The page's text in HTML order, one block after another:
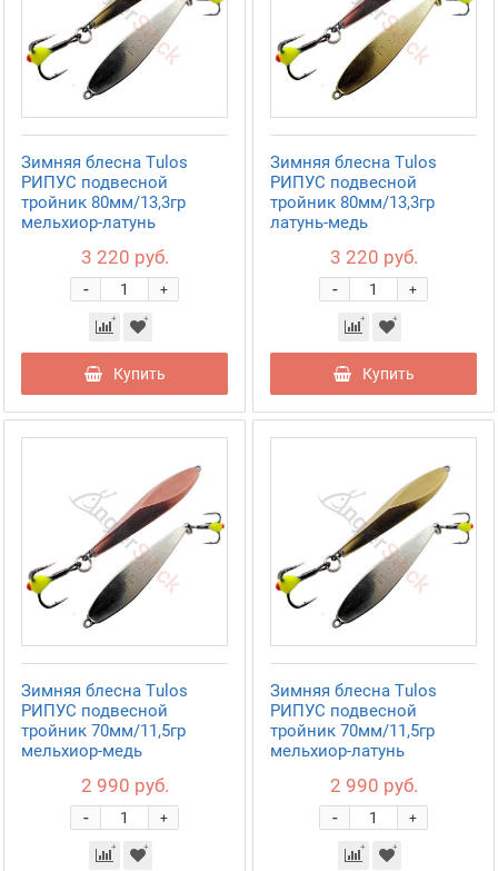
Зимняя блесна Tulos
РИПУС подвесной
тройник 80мм/13,3гр
мельхиор-латунь
3 220 руб.
+
-
Купить
Зимняя блесна Tulos
РИПУС подвесной
тройник 80мм/13,3гр
латунь-медь
3 220 руб.
+
-
Купить
Зимняя блесна Tulos
РИПУС подвесной
тройник 70мм/11,5гр
мельхиор-медь
2 990 руб.
+
-
Зимняя блесна Tulos
РИПУС подвесной
тройник 70мм/11,5гр
мельхиор-латунь
2 990 руб.
+
-